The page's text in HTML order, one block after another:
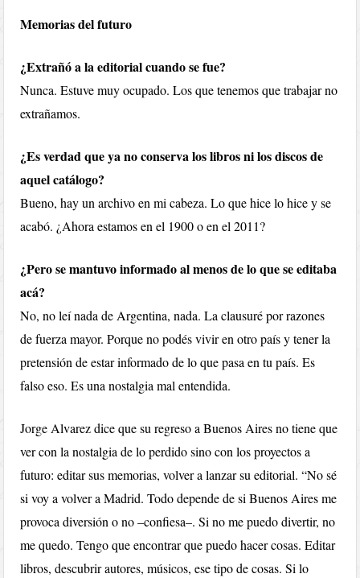
Memorias del futuro
¿Extrañó a la editorial cuando se fue?
Nunca. Estuve muy ocupado. Los que tenemos que trabajar no
extrañamos.
¿Es verdad que ya no conserva los libros ni los discos de
aquel catálogo?
Bueno, hay un archivo en mi cabeza. Lo que hice lo hice y se
acabó. ¿Ahora estamos en el 1900 o en el 2011?
¿Pero se mantuvo informado al menos de lo que se editaba
acá?
No, no leí nada de Argentina, nada. La clausuré por razones
de fuerza mayor. Porque no podés vivir en otro país y tener la
pretensión de estar informado de lo que pasa en tu país. Es
falso eso. Es una nostalgia mal entendida.
Jorge Alvarez dice que su regreso a Buenos Aires no tiene que
ver con la nostalgia de lo perdido sino con los proyectos a
futuro: editar sus memorias, volver a lanzar su editorial. “No sé
si voy a volver a Madrid. Todo depende de si Buenos Aires me
provoca diversión o no –confiesa–. Si no me puedo divertir, no
me quedo. Tengo que encontrar que puedo hacer cosas. Editar
libros, descubrir autores, músicos, ese tipo de cosas. Si lo